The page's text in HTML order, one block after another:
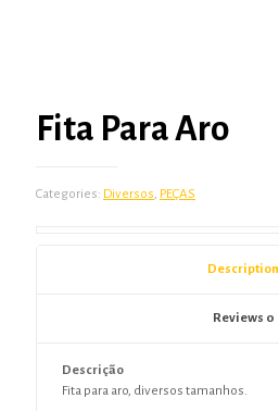
Fita Para Aro
Categories: Diversos, PEÇAS
Description
Reviews 0
Descrição
Fita para aro, diversos tamanhos.